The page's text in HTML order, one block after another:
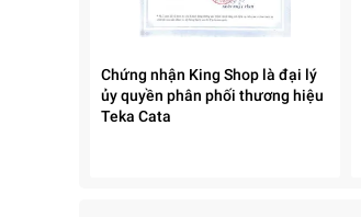
Chứng nhận King Shop là đại lý
ủy quyền phân phối thương hiệu
Teka Cata